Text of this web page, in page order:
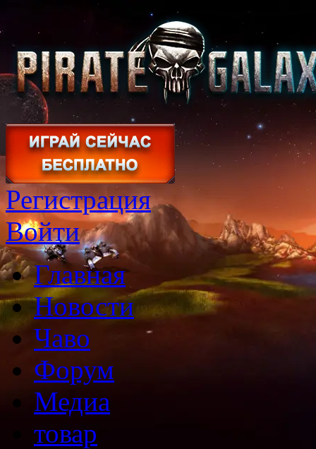
Регистрация
Войти
Главная
Новости
Чаво
Форум
Медиа
товар